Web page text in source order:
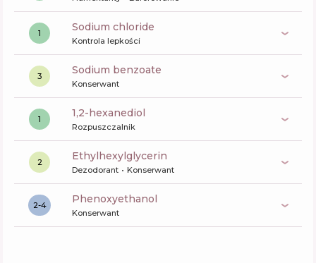
1 sodium chloride
Kontrola lepkości
3 sodium benzoate
Konserwant
1 1,2-hexanediol
Rozpuszczalnik
2 ethylhexylglycerin
Dezodorant Konserwant
2-4 phenoxyethanol
Konserwant